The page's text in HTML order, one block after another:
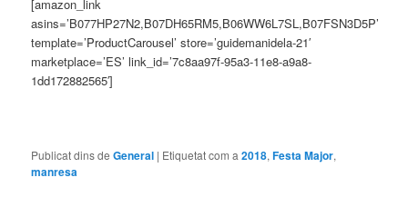
[amazon_link
asins=’B077HP27N2,B07DH65RM5,B06WW6L7SL,B07FSN3D5P’
template=’ProductCarousel’ store=’guidemanidela-21′
marketplace=’ES’ link_id=’7c8aa97f-95a3-11e8-a9a8-
1dd172882565′]
Publicat dins de General | Etiquetat com a2018,Festa Major,
manresa